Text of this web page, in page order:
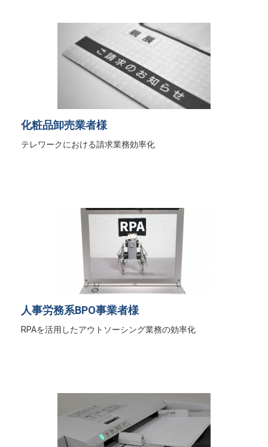
化粧品卸売業者様
テレワークにおける請求業務効率化
人事労務系BPO事業者様
RPAを活用したアウトソーシング業務の効率化